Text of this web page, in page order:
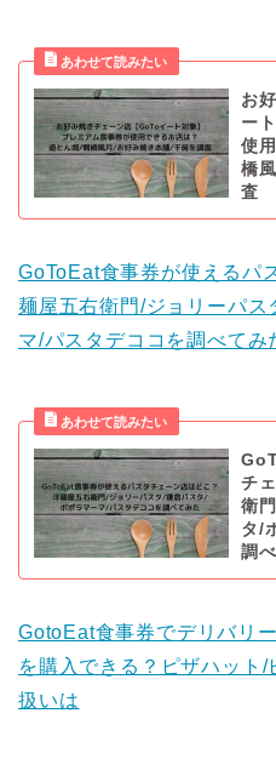
お
ー
使
橋
査
GoToEat食事券が使えるパ
麺屋五右衛門/ジョリーパス
マ/パスタデココを調べてみ
チ
衛
タ/
調
GotoEat食事券でデリバリ
を購入できる？ピザハット
扱いは